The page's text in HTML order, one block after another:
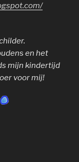
s en het
mijn kindertijd
voor mij!